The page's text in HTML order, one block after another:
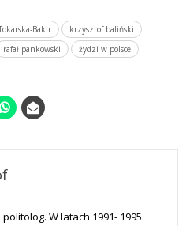
Bakir
krzysztof baliński
rafał pankowski żydzi w polsce
W latach 1991- 1995